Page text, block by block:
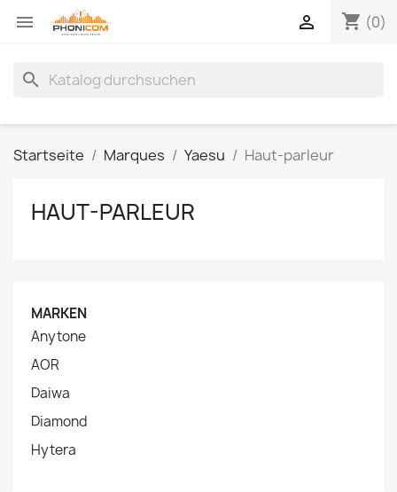
 shopping_cart (0)

search
Startseite Marques Yaesu Haut-parleur
HAUT-PARLEUR
MARKEN
Anytone
AOR
Daiwa
Diamond
Hytera